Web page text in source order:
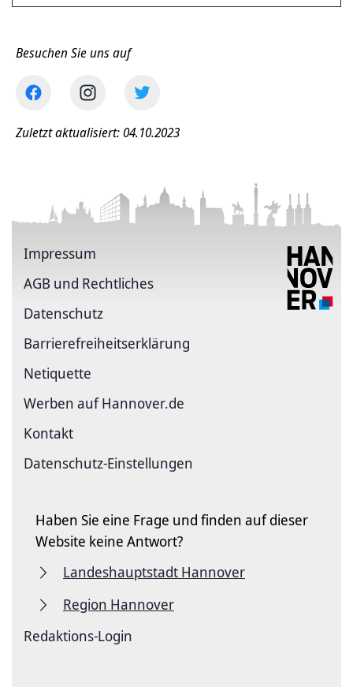
Besuchen Sie uns auf
Zuletzt aktualisiert: 04.10.2023
Impressum
AGB und Rechtliches
Datenschutz
Barriere­freiheits­erklärung
Netiquette
Werben auf Hannover.de
Kontakt
Datenschutz-Einstellungen
Haben Sie eine Frage und finden auf dieser
Website keine Antwort?
Landeshauptstadt Hannover
Region Hannover
Redaktions-Login